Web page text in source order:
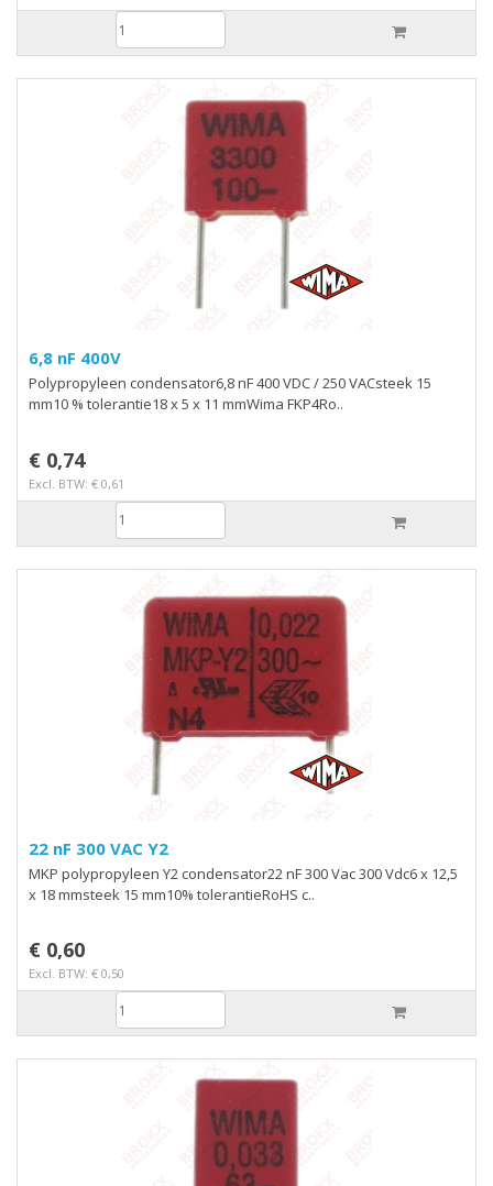
6,8 nF 400V
Polypropyleen condensator6,8 nF 400 VDC / 250 VACsteek 15
mm10 % tolerantie18 x 5 x 11 mmWima FKP4Ro..
€ 0,74
Excl. BTW: € 0,61
22 nF 300 VAC Y2
MKP polypropyleen Y2 condensator22 nF 300 Vac 300 Vdc6 x 12,5
x 18 mmsteek 15 mm10% tolerantieRoHS c..
€ 0,60
Excl. BTW: € 0,50